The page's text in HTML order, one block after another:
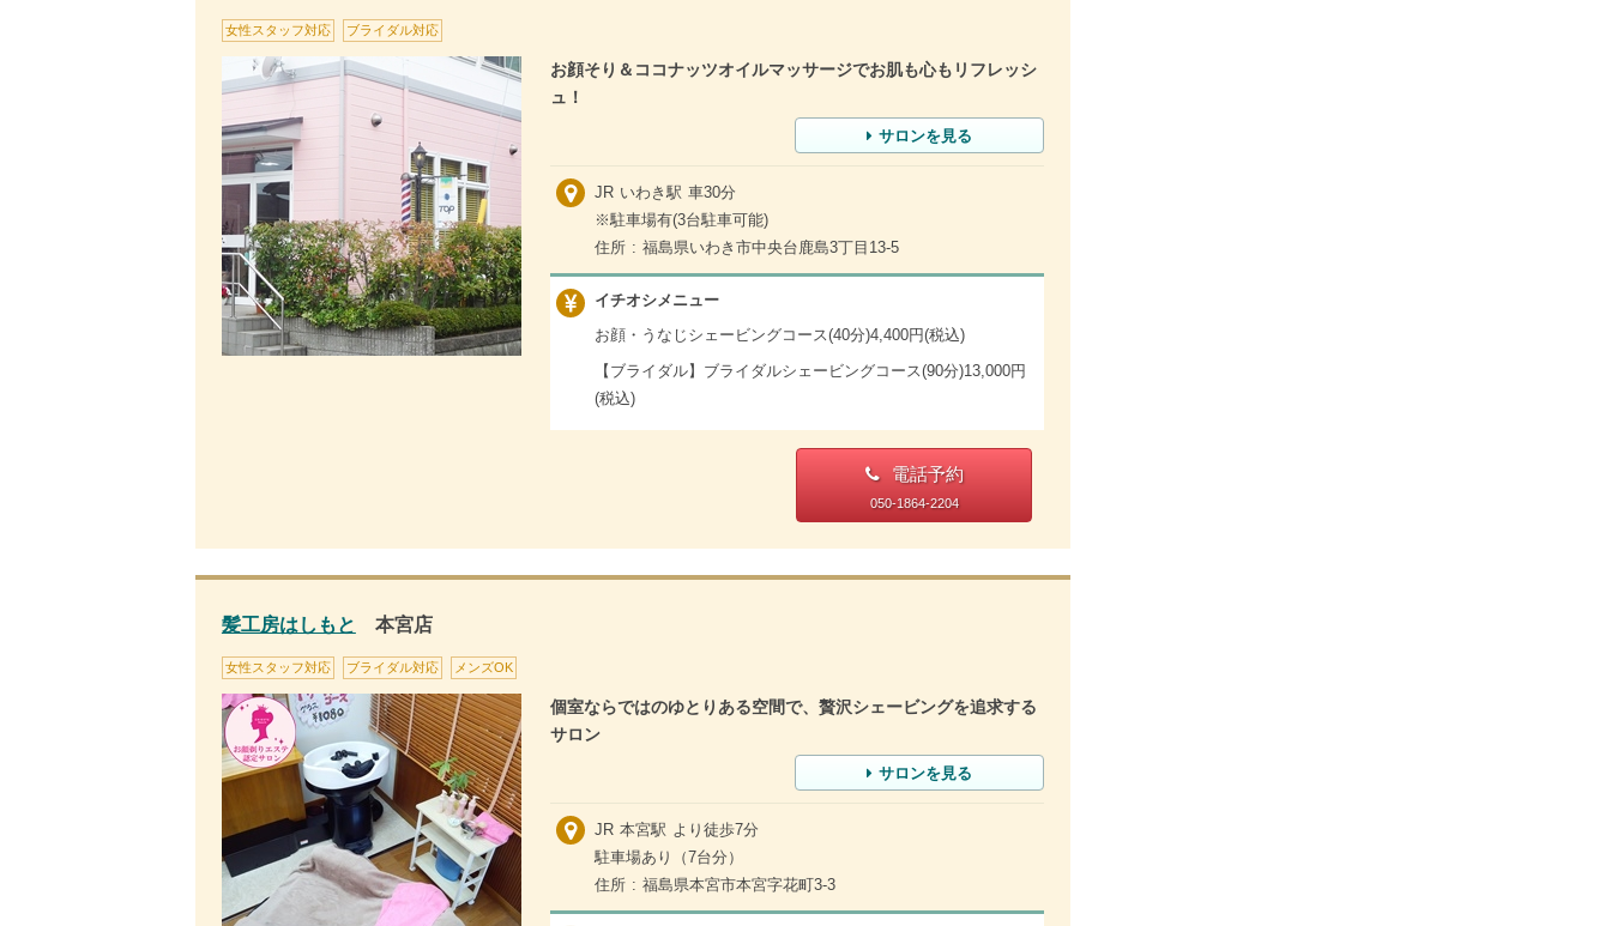
女性スタッフ対応 ブライダル対応
お顔そり＆ココナッツオイルマッサージでお肌も心もリフレッシ
ュ！
サロンを見る
JR いわき駅 車30分
※駐車場有(3台駐車可能)
住所 : 福島県いわき市中央台鹿島3丁目13-5
イチオシメニュー
お顔・うなじシェービングコース(40分)4,400円(税込)
【ブライダル】ブライダルシェービングコース(90分)13,000円
(税込)
電話予約
050-1864-2204
髪工房はしもと 本宮店
女性スタッフ対応 ブライダル対応 メンズOK
個室ならではのゆとりある空間で、贅沢シェービングを追求する
サロン
サロンを見る
JR 本宮駅 より徒歩7分
駐車場あり（7台分）
住所 : 福島県本宮市本宮字花町3-3